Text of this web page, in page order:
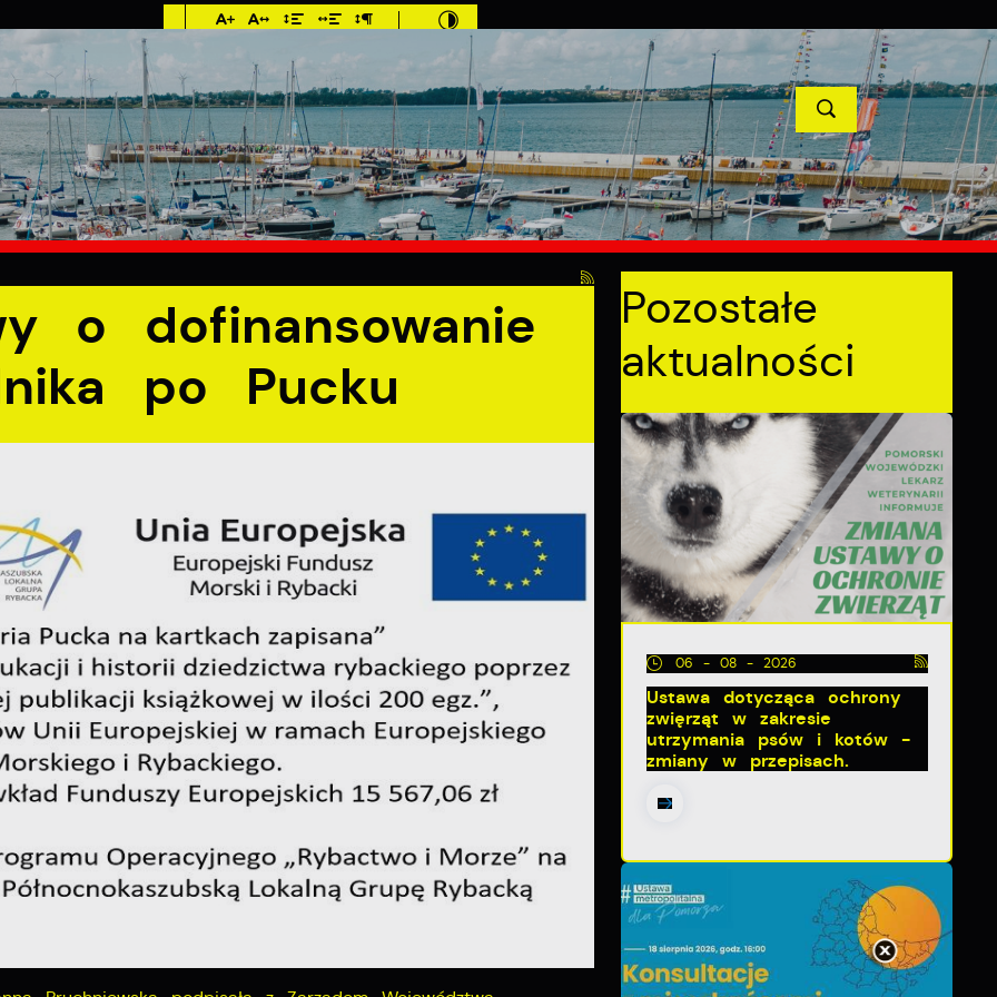
Imieniny: Klara,
Roman, Romuald
MIESZKANIEC TURYSTYKA INWESTYCJE PROJEKTY UNIJNE KONTAKT
wydania przewodnika po Pucku POPRZEDNI NASTĘPNY
o dofinansowanie
po Pucku
Pozostałe
aktualności
06 - 08 - 2026
Ustawa dotycząca ochrony
zwięrząt w zakresie
utrzymania psów i kotów -
zmiany w przepisach.